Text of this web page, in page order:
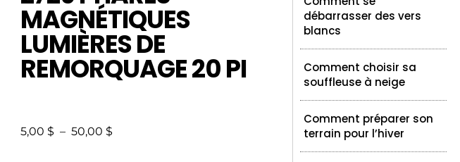
MAGNÉTIQUES
LUMIÈRES DE
REMORQUAGE 20 PI
5,00 $ – 50,00 $
débarrasser des vers
blancs
Comment choisir sa
souffleuse à neige
Comment préparer son
terrain pour l’hiver